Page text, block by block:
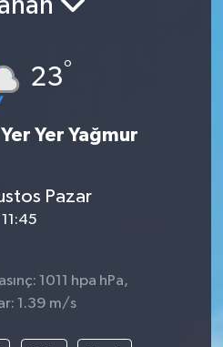
23°
Yer Yağmur
Pazar
11:45
1011 hpa hPa,
1.39 m/s